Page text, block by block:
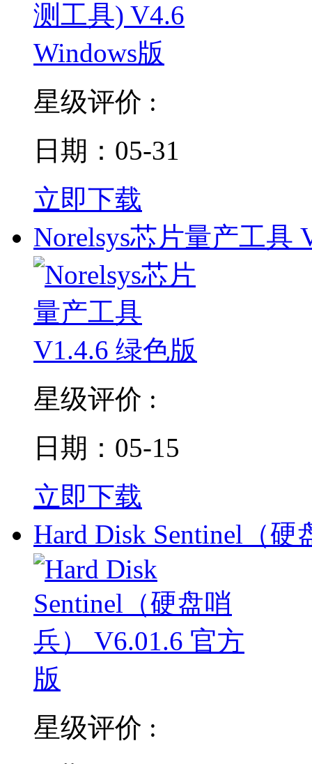
星级评价 :
日期：05-31
立即下载
Norelsys芯片量产工具
星级评价 :
日期：05-15
立即下载
Hard Disk Sentinel（硬
星级评价 :